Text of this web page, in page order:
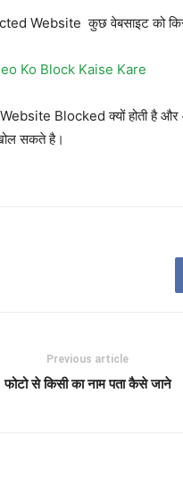
Website कुछ वेबसाइट को किसी
Ko Block Kaise Kare
Blocked क्यों होती है
सकते है।
Previous article
फोटो से किसी का नाम पता कैसे जाने